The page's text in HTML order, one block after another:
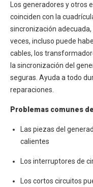
Los generadores y otros
coinciden con la
sincronización adecuada,
veces, incluso puede
cables, los
la sincronización del
seguras. Ayuda a todo
reparaciones.
Problemas comunes
Las piezas del
calientes
Los interruptores de
Los cortos circuitos